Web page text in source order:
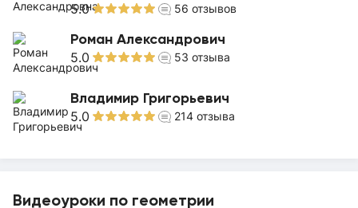
5.0 56 отзывов
Роман Александрович
5.0 53 отзыва
Владимир Григорьевич
5.0 214 отзыва
Видеоуроки по геометрии